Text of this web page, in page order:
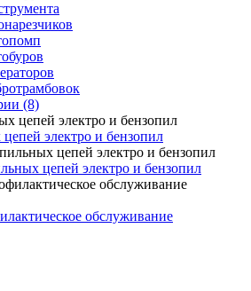
(8)
электро и бензопил
цепей электро и бензопил
обслуживание